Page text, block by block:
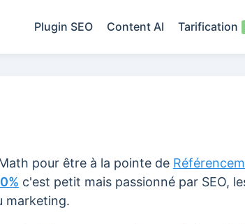
Plugin SEO Content AI Tarification
pour être à la pointe de
c'est petit mais passionné par SEO,
marketing.